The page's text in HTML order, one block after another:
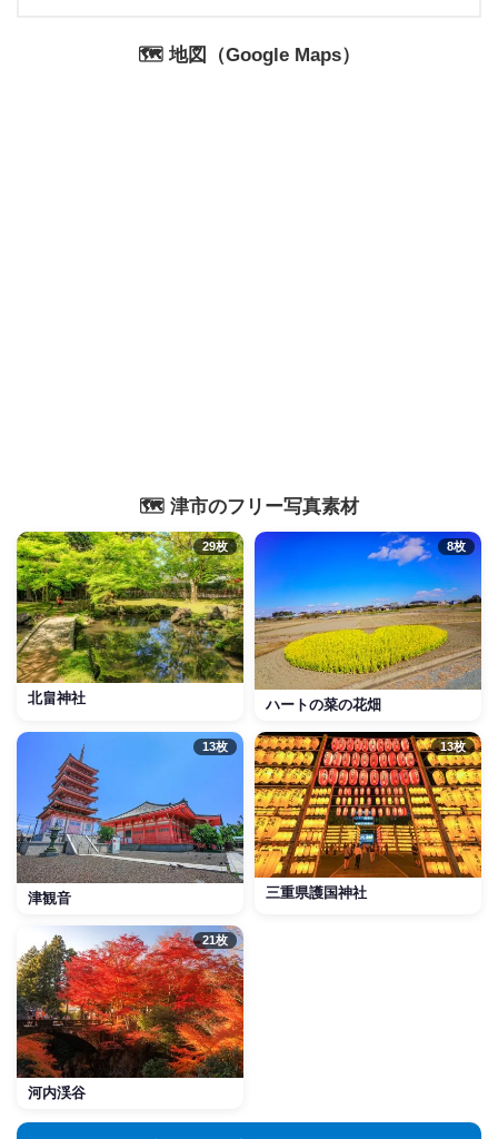
🗺️ 地図（Google Maps）
🗺️ 津市のフリー写真素材
29枚
北畠神社
8枚
ハートの菜の花畑
13枚
津観音
13枚
三重県護国神社
21枚
河内渓谷